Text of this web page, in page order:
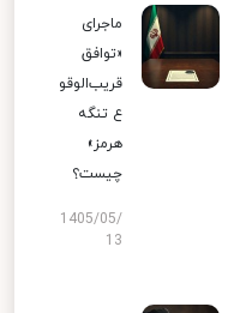
ماجرای
«توافق
قریب‌الوقو
ع تنگه
هرمز»
چیست؟
1405/05/
13